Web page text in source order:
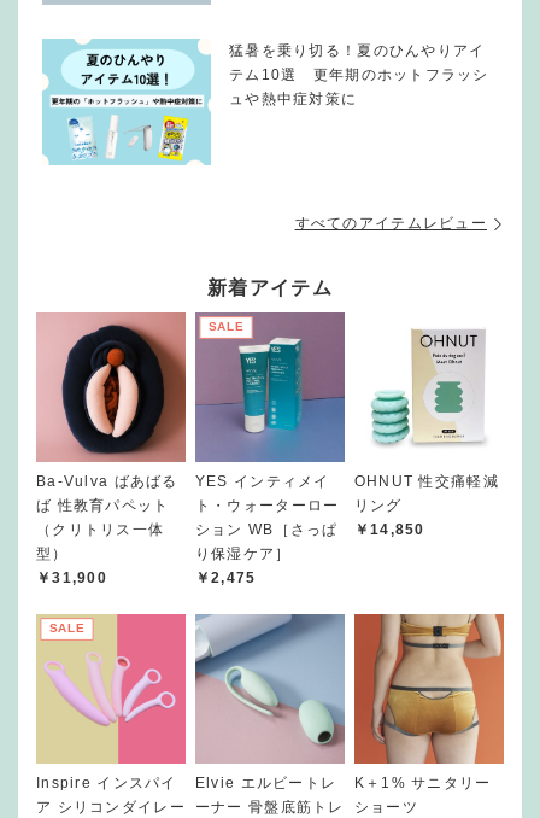
猛暑を乗り切る！夏のひんやりアイ
テム10選 更年期のホットフラッシ
ュや熱中症対策に
すべてのアイテムレビュー
新着アイテム
Ba-Vulva ばあばる
ば 性教育パペット
（クリトリス一体
型）
￥31,900
SALE
YES インティメイ
ト・ウォーターロー
ション WB［さっぱ
り保湿ケア］
￥2,475
OHNUT 性交痛軽減
リング
￥14,850
SALE
Inspire インスパイ
ア シリコンダイレー
Elvie エルビートレ
ーナー 骨盤底筋トレ
K＋1% サニタリー
ショーツ